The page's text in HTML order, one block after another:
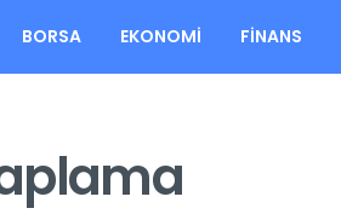
BORSA EKONOMI FINANS